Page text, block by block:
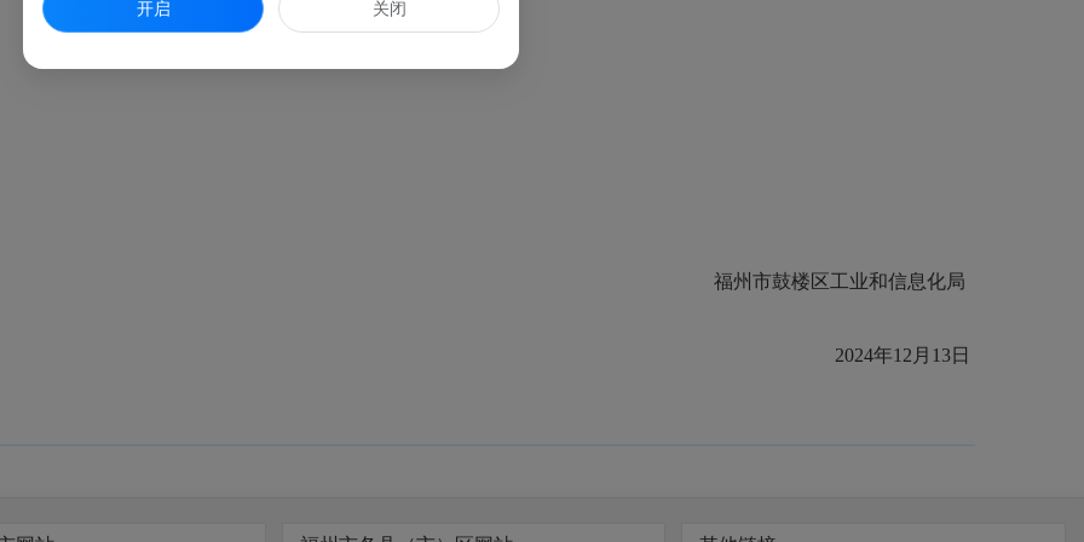
福州市鼓楼区工业和信息化局
2024年12月13日
开启 关闭